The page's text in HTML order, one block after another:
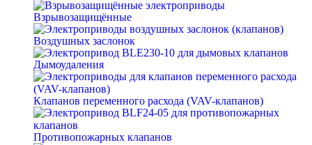
Взрывозащищённые
Воздушных заслонок
Дымоудаления
Клапанов переменного расхода (VAV-клапанов)
Противопожарных клапанов